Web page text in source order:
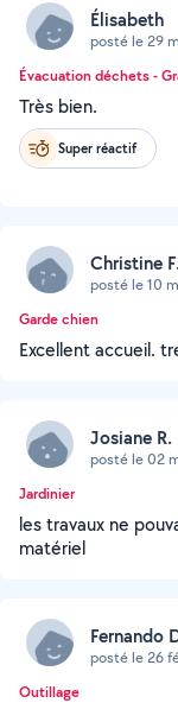
Élisabeth
posté le 29
Évacuation déchets -
Très bien.
Super réactif
Christine
posté le 10
Garde chien
Excellent accueil.
Josiane R.
posté le 02
Jardinier
les travaux ne
matériel
Fernando
posté le 26
Outillage